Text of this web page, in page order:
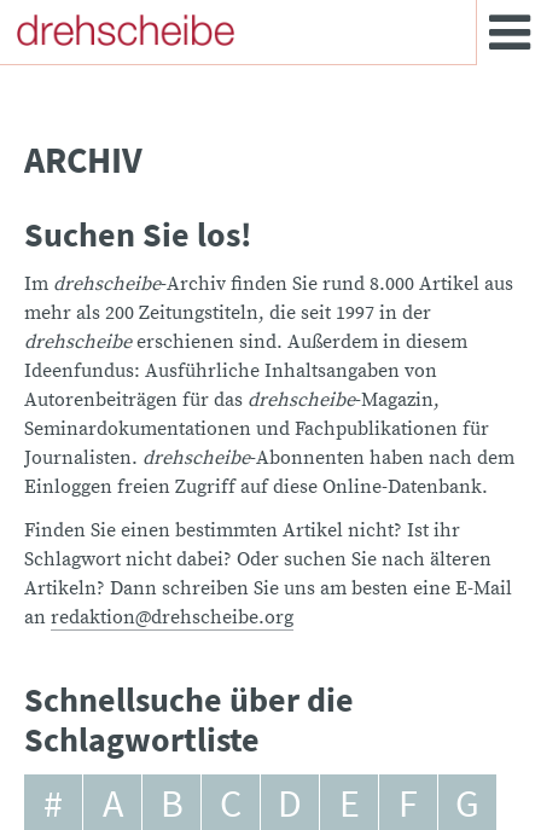
ARCHIV
Suchen Sie los!
Im drehscheibe-Archiv finden Sie rund 8.000 Artikel aus
mehr als 200 Zeitungstiteln, die seit 1997 in der
drehscheibeerschienen sind. Außerdem in diesem
Ideenfundus: Ausführliche Inhaltsangaben von
Autorenbeiträgen für das drehscheibe-Magazin,
Seminardokumentationen und Fachpublikationen für
Journalisten. drehscheibe-Abonnenten haben nach dem
Einloggen freien Zugriff auf diese Online-Datenbank.
Finden Sie einen bestimmten Artikel nicht? Ist ihr
Schlagwort nicht dabei? Oder suchen Sie nach älteren
Artikeln? Dann schreiben Sie uns am besten eine E-Mail
an redaktion@drehscheibe.org
Schnellsuche über die
Schlagwortliste
# A B C D E F
G